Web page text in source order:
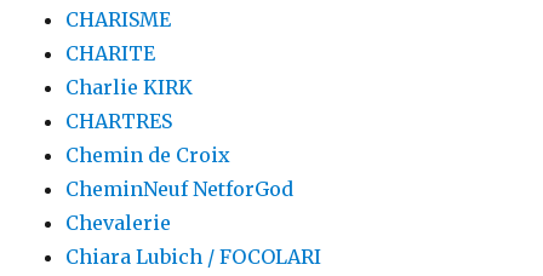
CHARISME
CHARITE
Charlie KIRK
CHARTRES
Chemin de Croix
CheminNeuf NetforGod
Chevalerie
Chiara Lubich / FOCOLARI